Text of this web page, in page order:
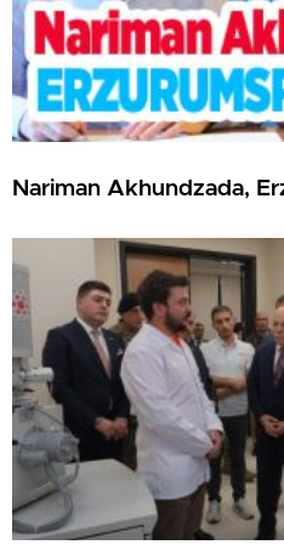
Nariman Akhundzada,